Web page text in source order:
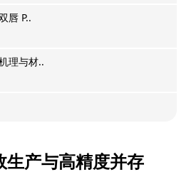
唇 P..
理与材..
生产与高精度并存